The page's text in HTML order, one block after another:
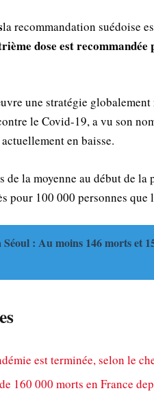
la recommandation suédoise
dose est recommandée
une stratégie
le Covid-19, a vu son
en baisse.
de la moyenne au début de
pour 100 000 personnes que
: Au moins 146 morts et
est terminée, selon le
160 000 morts en France